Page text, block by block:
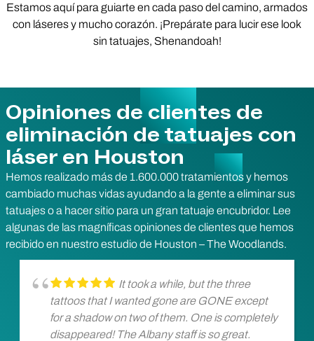
Estamos aquí para guiarte en cada paso del camino, armados
con láseres y mucho corazón. ¡Prepárate para lucir ese look
sin tatuajes, Shenandoah!
Opiniones de clientes de
eliminación de tatuajes con
láser en Houston
Hemos realizado más de 1.600.000 tratamientos y hemos
cambiado muchas vidas ayudando a la gente a eliminar sus
tatuajes o a hacer sitio para un gran tatuaje encubridor. Lee
algunas de las magníficas opiniones de clientes que hemos
recibido en nuestro estudio de Houston – The Woodlands.
It took a while, but the three
tattoos that I wanted gone are GONE except
for a shadow on two of them. One is completely
disappeared! The Albany staff is so great.